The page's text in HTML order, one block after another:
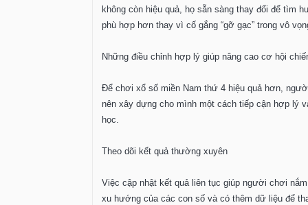
không còn hiệu quả, họ sẵn sàng thay đổi để tìm
phù hợp hơn thay vì cố gắng “gỡ gạc” trong vô
Những điều chỉnh hợp lý giúp nâng cao cơ hội
Để chơi xổ số miền Nam thứ 4 hiệu quả hơn,
nên xây dựng cho mình một cách tiếp cận hợp lý
học.
Theo dõi kết quả thường xuyên
Việc cập nhật kết quả liên tục giúp người chơi
xu hướng của các con số và có thêm dữ liệu để